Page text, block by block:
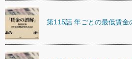
第115話 年ごとの最低賃金